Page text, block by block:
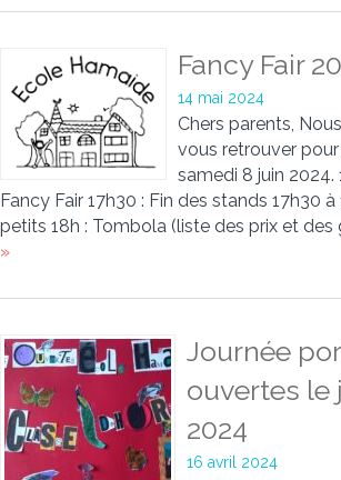
Fancy Fair
14 mai 2024
Chers parents,
vous retrouver
samedi 8 juin 2024.
Fancy Fair 17h30 : Fin des stands 17h30
petits 18h : Tombola (liste des prix et des
»
Journée
ouvertes le
2024
16 avril 2024